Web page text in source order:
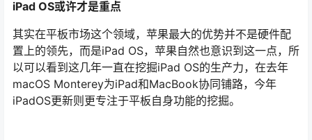
iPadOS更新则更专注于平板自身功能的挖掘。
例如iPad OS上的台前调度功能，用户可以自由调整窗口大
小、迅速切换多个APP、第一次在重叠窗口中工作。如果